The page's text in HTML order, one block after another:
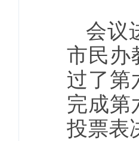
会议
市民办
过了第
完成第
投票表